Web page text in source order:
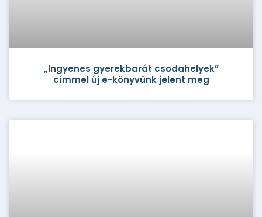
„Ingyenes gyerekbarát csodahelyek”
címmel új e-könyvünk jelent meg